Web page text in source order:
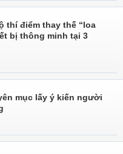
thí điểm thay thế “loa
bị thông minh tại 3
mục lấy ý kiến người